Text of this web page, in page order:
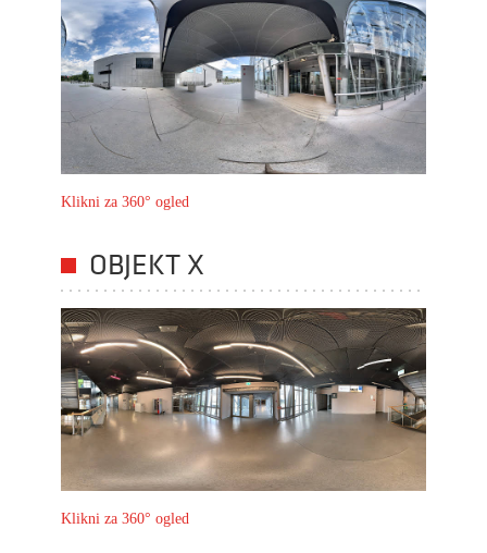
Klikni za 360° ogled
OBJEKT X
Klikni za 360° ogled